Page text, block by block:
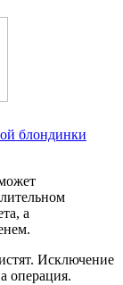
блондинки
а
Исключение
операция.